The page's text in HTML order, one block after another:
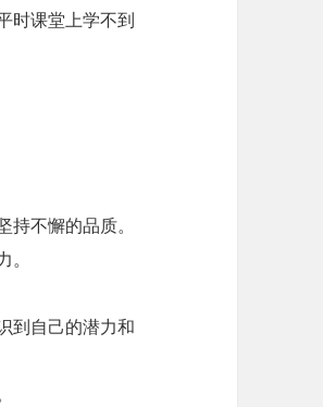
时课堂上学不到
不懈的品质。
到自己的潜力和